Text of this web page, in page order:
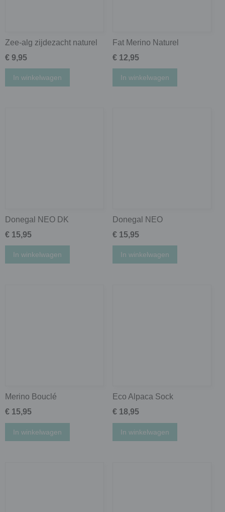
Zee-alg zijdezacht naturel
€ 9,95
In winkelwagen
Fat Merino Naturel
€ 12,95
In winkelwagen
Donegal NEO DK
€ 15,95
In winkelwagen
Donegal NEO
€ 15,95
In winkelwagen
Merino Bouclé
€ 15,95
In winkelwagen
Eco Alpaca Sock
€ 18,95
In winkelwagen